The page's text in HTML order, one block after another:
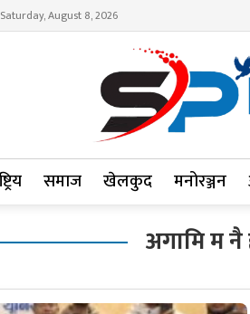
Saturday, August 8, 2026
समाज खेलकुद मनोरञ्जन
अगामि म नै